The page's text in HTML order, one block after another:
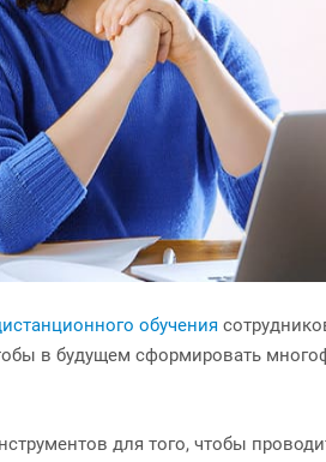
обучения
в будущем сформировать
для того, чтобы